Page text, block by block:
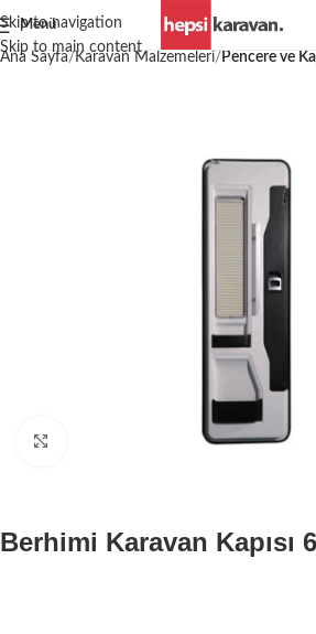
Skip to navigation
Skip to main content
Menü
Ana Sayfa Karavan Malzemeleri Pencere ve
Büyütmek için tıklayın
Berhimi Karavan Kapısı